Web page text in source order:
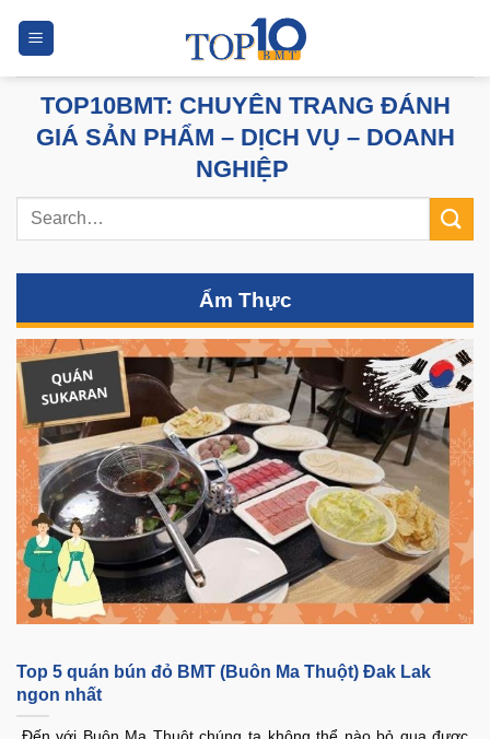
TOP10BMT: CHUYÊN TRANG ĐÁNH
GIÁ SẢN PHẨM – DỊCH VỤ – DOANH
NGHIỆP
Ẩm Thực
Top 5 quán bún đỏ BMT (Buôn Ma Thuột) Đak Lak
ngon nhất